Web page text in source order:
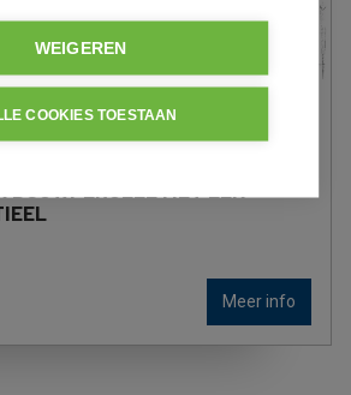
Meer info
WEIGEREN
COOKIES TOESTAAN